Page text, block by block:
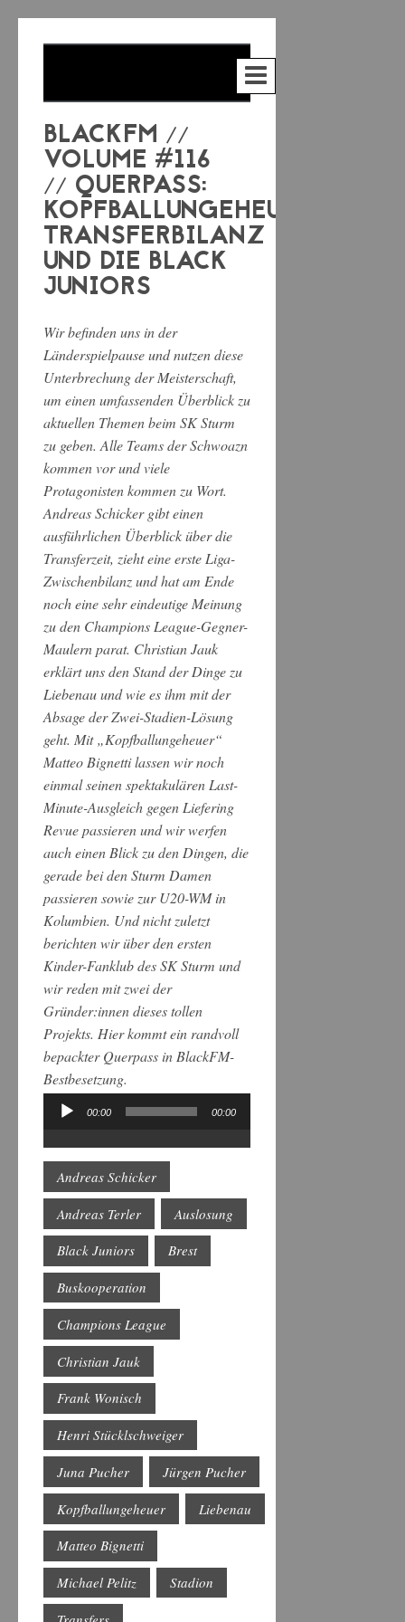
BLACKFM //
VOLUME #116
// QUERPASS:
KOPFBALLUNGEHEUER,
TRANSFERBILANZ
UND DIE BLACK
JUNIORS
Wir befinden uns in der
Länderspielpause und nutzen diese
Unterbrechung der Meisterschaft,
um einen umfassenden Überblick zu
aktuellen Themen beim SK Sturm
zu geben. Alle Teams der Schwoazn
kommen vor und viele
Protagonisten kommen zu Wort.
Andreas Schicker gibt einen
ausführlichen Überblick über die
Transferzeit, zieht eine erste Liga-
Zwischenbilanz und hat am Ende
noch eine sehr eindeutige Meinung
zu den Champions League-Gegner-
Maulern parat. Christian Jauk
erklärt uns den Stand der Dinge zu
Liebenau und wie es ihm mit der
Absage der Zwei-Stadien-Lösung
geht. Mit „Kopfballungeheuer“
Matteo Bignetti lassen wir noch
einmal seinen spektakulären Last-
Minute-Ausgleich gegen Liefering
Revue passieren und wir werfen
auch einen Blick zu den Dingen, die
gerade bei den Sturm Damen
passieren sowie zur U20-WM in
Kolumbien. Und nicht zuletzt
berichten wir über den ersten
Kinder-Fanklub des SK Sturm und
wir reden mit zwei der
Gründer:innen dieses tollen
Projekts. Hier kommt ein randvoll
bepackter Querpass in BlackFM-
Bestbesetzung.
Audio-
00:00 00:00
Andreas Schicker
Andreas Terler Auslosung
Black Juniors Brest
Buskooperation
Champions League
Christian Jauk
Frank Wonisch
Henri Stücklschweiger
Juna Pucher Jürgen Pucher
Kopfballungeheuer Liebenau
Matteo Bignetti
Michael Pelitz Stadion